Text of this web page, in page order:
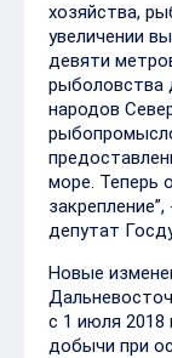
хозяйства,
увеличении
девяти
рыболовства
народов
море. Теперь
депутат
Новые
с 1 июля 2018
добычи при